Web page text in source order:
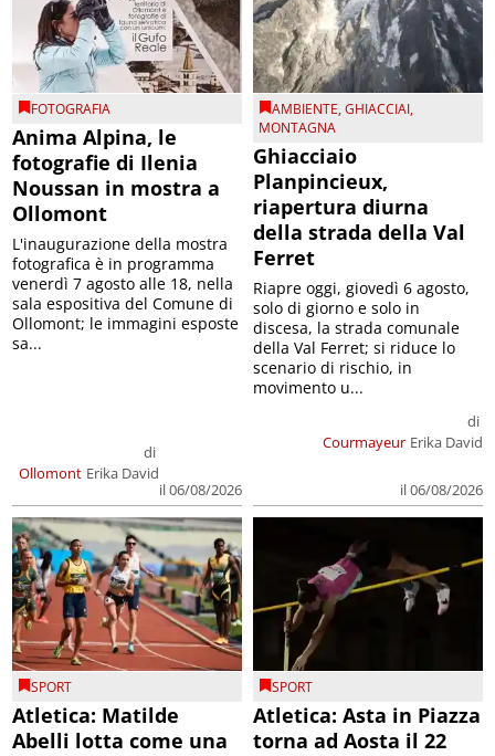
FOTOGRAFIA
Anima Alpina, le
fotografie di Ilenia
Noussan in mostra a
Ollomont
Ollomont
di
Erika David
il 06/08/2026
L'inaugurazione della mostra
fotografica è in programma
venerdì 7 agosto alle 18, nella
sala espositiva del Comune di
Ollomont; le immagini esposte
sa...
AMBIENTE,GHIACCIAI,
MONTAGNA
Ghiacciaio
Planpincieux,
riapertura diurna
della strada della Val
Ferret
Courmayeur
di
Erika David
il 06/08/2026
Riapre oggi, giovedì 6 agosto,
solo di giorno e solo in
discesa, la strada comunale
della Val Ferret; si riduce lo
scenario di rischio, in
movimento u...
SPORT
Atletica: Matilde
Abelli lotta come una
SPORT
Atletica: Asta in Piazza
torna ad Aosta il 22